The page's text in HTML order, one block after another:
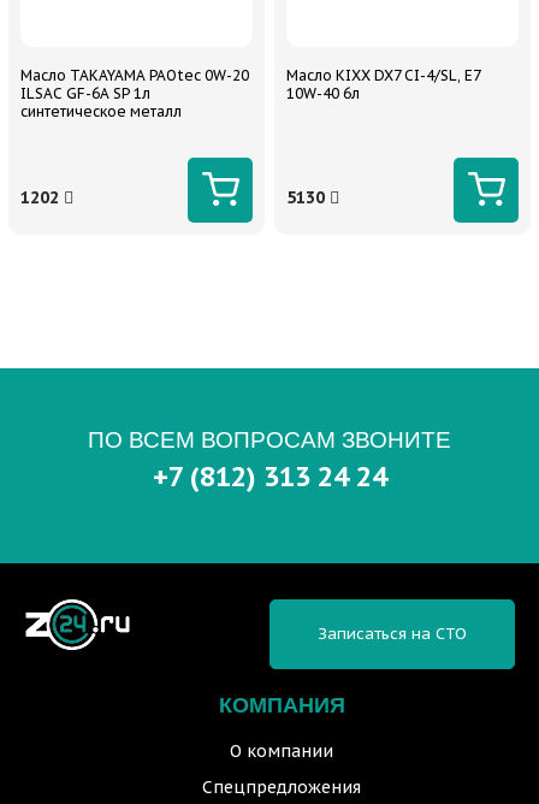
Масло TAKAYAMA PAOtec 0W-20
ILSAC GF-6A SP 1л
синтетическое металл
1202
Масло KIXX DX7 CI-4/SL, E7
10W-40 6л
5130
ПО ВСЕМ ВОПРОСАМ ЗВОНИТЕ
+7 (812) 313 24 24
КОМПАНИЯ
О компании
Спецпредложения
Записаться на СТО